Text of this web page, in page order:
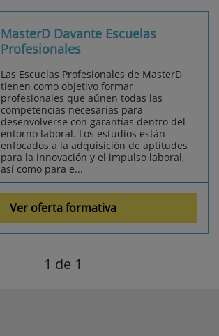
MasterD Davante Escuelas
Profesionales
Las Escuelas Profesionales de MasterD
tienen como objetivo formar
profesionales que aúnen todas las
competencias necesarias para
desenvolverse con garantías dentro del
entorno laboral. Los estudios están
enfocados a la adquisición de aptitudes
para la innovación y el impulso laboral,
así como para e...
Ver oferta formativa
1 de 1